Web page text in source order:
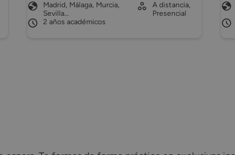
Madrid, Málaga, Murcia,
Sevilla…
2 años académicos
A distancia,
Presencial